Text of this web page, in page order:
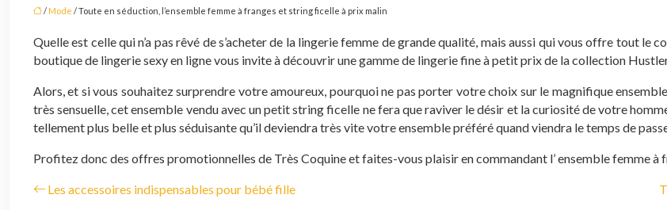
/ Mode / Toute en séduction, l’ensemble femme à franges et string ficelle à prix malin
Quelle est celle qui n’a pas rêvé de s’acheter de la lingerie femme de grande qualité, mais aussi qui vous offre tout
boutique de lingerie sexy en ligne vous invite à découvrir une gamme de lingerie fine à petit prix de la collection
Alors, et si vous souhaitez surprendre votre amoureux, pourquoi ne pas porter votre choix sur le magnifique
très sensuelle, cet ensemble vendu avec un petit string ficelle ne fera que raviver le désir et la curiosité de votre
tellement plus belle et plus séduisante qu’il deviendra très vite votre ensemble préféré quand viendra le temps de
Profitez donc des offres promotionnelles de Très Coquine et faites-vous plaisir en commandant l’ ensemble femme à
Les accessoires indispensables pour bébé fille